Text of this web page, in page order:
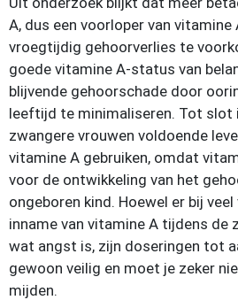
A, dus een voorloper van
vroegtijdig gehoorverlies te
goede vitamine A-status van
blijvende gehoorschade door
leeftijd te minimaliseren. Tot slot
zwangere vrouwen voldoende
vitamine A gebruiken, omdat
voor de ontwikkeling van het
ongeboren kind. Hoewel er bij
inname van vitamine A tijdens de
wat angst is, zijn doseringen tot
gewoon veilig en moet je zeker
mijden.